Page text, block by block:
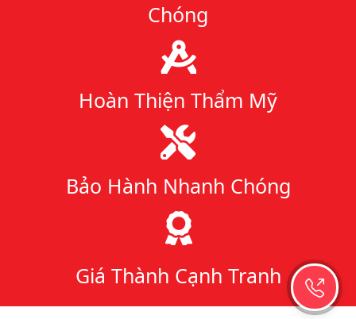
Chóng
Hoàn Thiện Thẩm Mỹ
Bảo Hành Nhanh Chóng
Giá Thành Cạnh Tranh